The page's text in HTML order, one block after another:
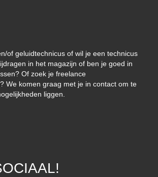
of geluidtechnicus of wil je een technicus
in het magazijn of ben je goed in
Of zoek je freelance
We komen graag met je in contact om te
liggen.